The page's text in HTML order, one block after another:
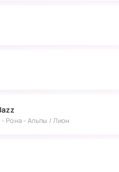
Рона - Альпы / Лион